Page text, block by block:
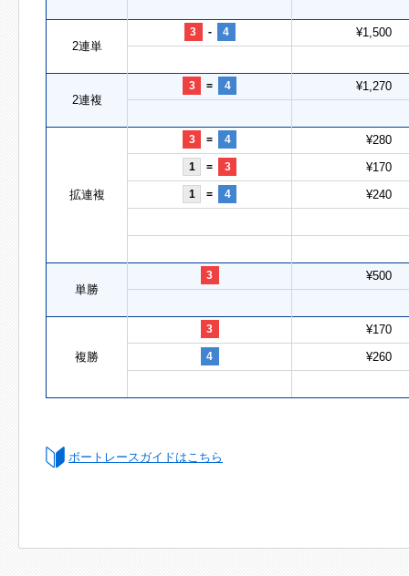
2連単
3 - 4 ¥1,500
2連複
3 = 4 ¥1,270
拡連複
3 = 4 ¥280
1 = 3 ¥170
1 = 4 ¥240
単勝
3 ¥500
複勝
3 ¥170
4 ¥260
ボートレースガイドはこちら